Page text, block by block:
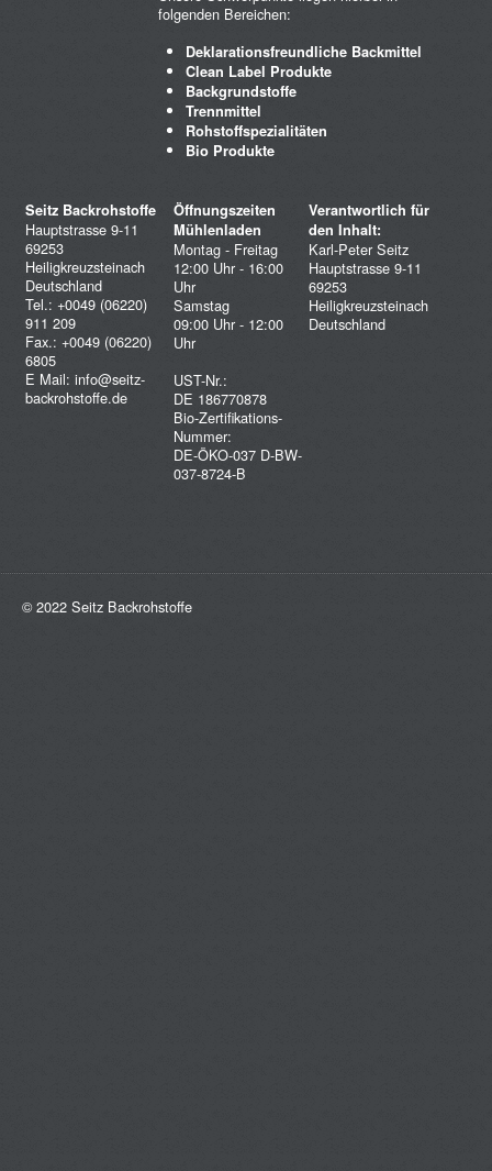
folgenden Bereichen:
Deklarationsfreundliche Backmittel
Clean Label Produkte
Backgrundstoffe
Trennmittel
Rohstoffspezialitäten
Bio Produkte
Seitz Backrohstoffe
Hauptstrasse 9-11
69253
Heiligkreuzsteinach
Deutschland
Tel.: +0049 (06220)
911 209
Fax.: +0049 (06220)
6805
E Mail: info@seitz-
backrohstoffe.de
Öffnungszeiten
Mühlenladen
Montag - Freitag
12:00 Uhr - 16:00
Uhr
Samstag
09:00 Uhr - 12:00
Uhr
UST-Nr.:
DE 186770878
Bio-Zertifikations-
Nummer:
DE-ÖKO-037 D-BW-
037-8724-B
Verantwortlich für
den Inhalt:
Karl-Peter Seitz
Hauptstrasse 9-11
69253
Heiligkreuzsteinach
Deutschland
© 2022 Seitz Backrohstoffe